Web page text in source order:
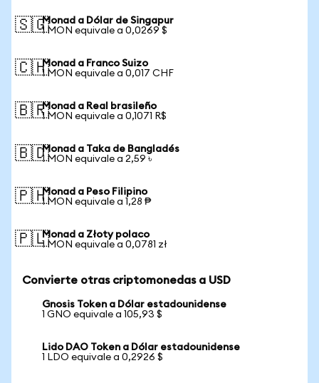
🇸🇬Monad a Dólar de Singapur
1 MON equivale a 0,0269 $
🇨🇭Monad a Franco Suizo
1 MON equivale a 0,017 CHF
🇧🇷Monad a Real brasileño
1 MON equivale a 0,1071 R$
🇧🇩Monad a Taka de Bangladés
1 MON equivale a 2,59 ৳
🇵🇭Monad a Peso Filipino
1 MON equivale a 1,28 ₱
🇵🇱Monad a Złoty polaco
1 MON equivale a 0,0781 zł
Convierte otras criptomonedas a USD
Gnosis Token a Dólar estadounidense
1 GNO equivale a 105,93 $
Lido DAO Token a Dólar estadounidense
1 LDO equivale a 0,2926 $